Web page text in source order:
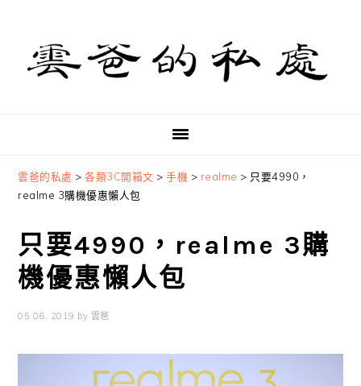
primary
navigation
content
primary
sidebar
雲爸的私處 >各類3C開箱文 >手機 > realme > 只要4990，
realme 3購機優惠懶人包
只要4990，realme 3購
機優惠懶人包
05 06, 2019 by 雲爸